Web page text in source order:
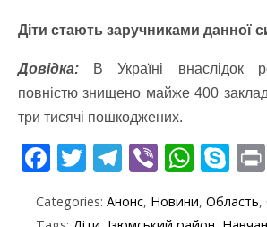
Діти стають заручниками данної
Довідка: В Україні внаслідок
повністю знищено майже 400
три тисячі пошкоджених.
F
e
T
itt
T
e
Vi
er
W
at
S
y
Categories: Анонс, Новини, Область,